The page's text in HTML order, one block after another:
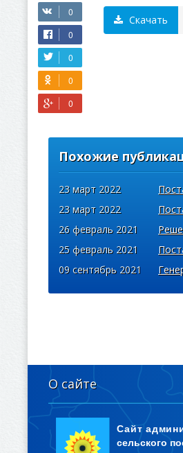
Скачать
Похожие
23 март 2022
23 март 2022
26 февраль 2021
25 февраль 2021
09 сентябрь 2021
О сайте